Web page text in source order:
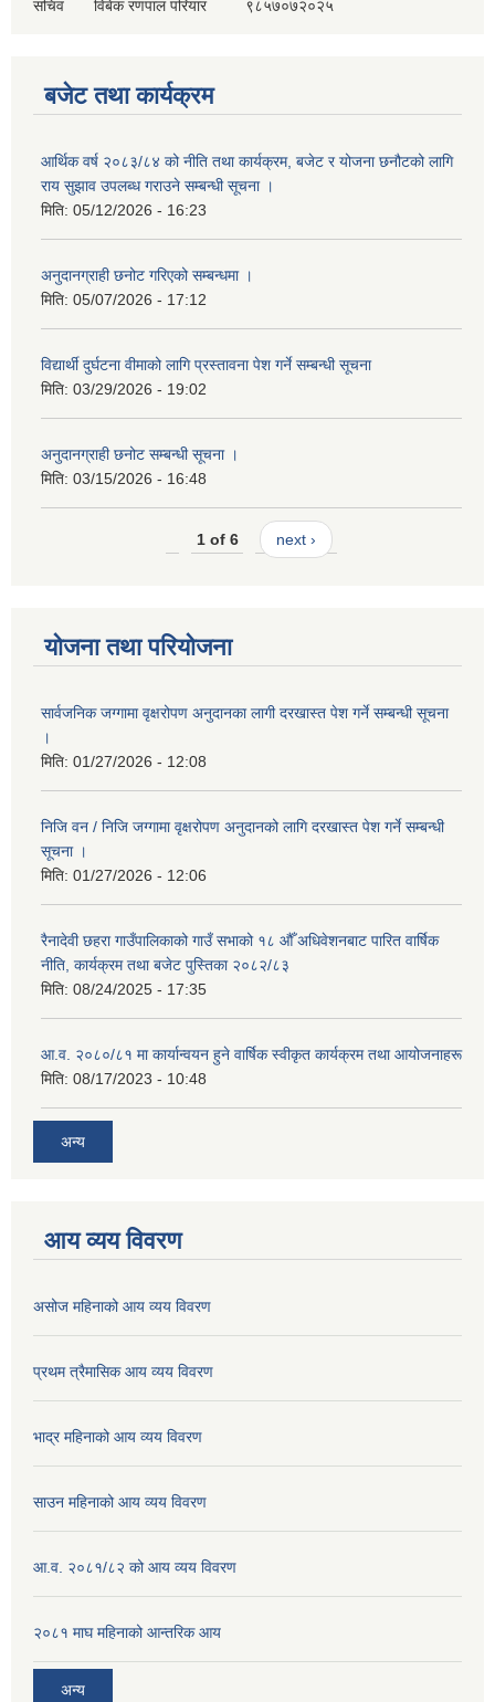
सचिव विबेक रणपाल परियार ९८५७०७२०२५
बजेट तथा कार्यक्रम
आर्थिक वर्ष २०८३/८४ को नीति तथा कार्यक्रम, बजेट र योजना छनौटको लागि
राय सुझाव उपलब्ध गराउने सम्बन्धी सूचना ।
मिति: 05/12/2026 - 16:23
अनुदानग्राही छनोट गरिएको सम्बन्धमा ।
मिति: 05/07/2026 - 17:12
विद्यार्थी दुर्घटना वीमाको लागि प्रस्तावना पेश गर्ने सम्बन्धी सूचना
मिति: 03/29/2026 - 19:02
अनुदानग्राही छनोट सम्बन्धी सूचना ।
मिति: 03/15/2026 - 16:48
1 of 6 next ›
योजना तथा परियोजना
सार्वजनिक जग्गामा वृक्षरोपण अनुदानका लागी दरखास्त पेश गर्ने सम्बन्धी सूचना
।
मिति: 01/27/2026 - 12:08
निजि वन / निजि जग्गामा वृक्षरोपण अनुदानको लागि दरखास्त पेश गर्ने सम्बन्धी
सूचना ।
मिति: 01/27/2026 - 12:06
रैनादेवी छहरा गाउँपालिकाको गाउँ सभाको १८ औँ अधिवेशनबाट पारित वार्षिक
नीति, कार्यक्रम तथा बजेट पुस्तिका २०८२/८३
मिति: 08/24/2025 - 17:35
आ.व. २०८०/८१ मा कार्यान्वयन हुने वार्षिक स्वीकृत कार्यक्रम तथा आयोजनाहरू
मिति: 08/17/2023 - 10:48
अन्य
आय व्यय विवरण
असोज महिनाको आय व्यय विवरण
प्रथम त्रैमासिक आय व्यय विवरण
भाद्र महिनाको आय व्यय विवरण
साउन महिनाको आय व्यय विवरण
आ.व. २०८१/८२ को आय व्यय विवरण
२०८१ माघ महिनाको आन्तरिक आय
अन्य